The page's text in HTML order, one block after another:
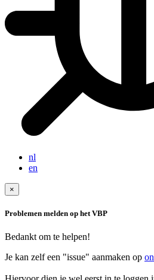
nl
en
×
Problemen melden op het VBP
Bedankt om te helpen!
Je kan zelf een "issue" aanmaken op